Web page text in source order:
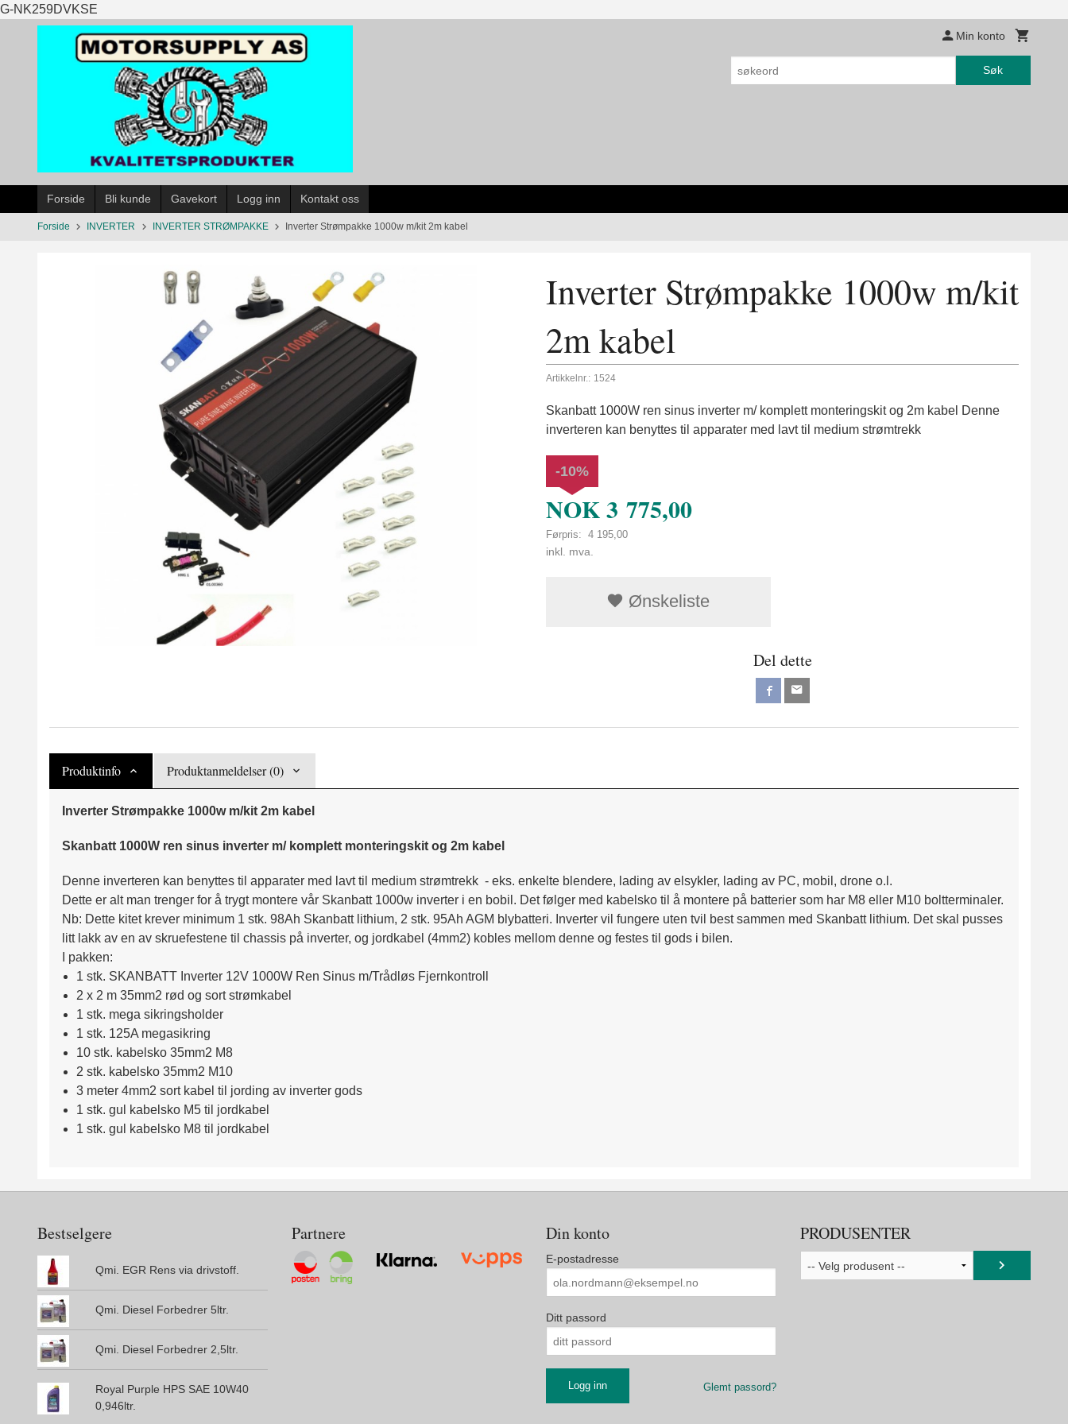
G-NK259DVKSE
til
innholdet
Min konto
Søk
Forside Bli kunde Gavekort Logg inn Kontakt oss
Forside INVERTER INVERTER STRØMPAKKE Inverter Strømpakke 1000w m/kit 2m kabel
Inverter Strømpakke 1000w m/kit
2m kabel
Artikkelnr.: 1524
Skanbatt 1000W ren sinus inverter m/ komplett monteringskit og 2m kabel Denne
inverteren kan benyttes til apparater med lavt til medium strømtrekk
NOK3 775,00
Førpris: 4 195,00
Rabatt
-10%
inkl. mva.
Ønskeliste
Del dette
Produktinfo Produktanmeldelser (0)
Inverter Strømpakke 1000w m/kit 2m kabel
Skanbatt 1000W ren sinus inverter m/ komplett monteringskit og 2m kabel
Denne inverteren kan benyttes til apparater med lavt til medium strømtrekk - eks. enkelte blendere, lading av elsykler, lading av PC, mobil, drone o.l.
Dette er alt man trenger for å trygt montere vår Skanbatt 1000w inverter i en bobil. Det følger med kabelsko til å montere på batterier som har M8 eller M10 boltterminaler.
Nb: Dette kitet krever minimum 1 stk. 98Ah Skanbatt lithium, 2 stk. 95Ah AGM blybatteri. Inverter vil fungere uten tvil best sammen med Skanbatt lithium. Det skal pusses
litt lakk av en av skruefestene til chassis på inverter, og jordkabel (4mm2) kobles mellom denne og festes til gods i bilen.
I pakken:
1 stk. SKANBATT Inverter 12V 1000W Ren Sinus m/Trådløs Fjernkontroll
2 x 2 m 35mm2 rød og sort strømkabel
1 stk. mega sikringsholder
1 stk. 125A megasikring
10 stk. kabelsko 35mm2 M8
2 stk. kabelsko 35mm2 M10
3 meter 4mm2 sort kabel til jording av inverter gods
1 stk. gul kabelsko M5 til jordkabel
1 stk. gul kabelsko M8 til jordkabel
Bestselgere
Qmi. EGR Rens via drivstoff.
Qmi. Diesel Forbedrer 5ltr.
Qmi. Diesel Forbedrer 2,5ltr.
Royal Purple HPS SAE 10W40
0,946ltr.
Partnere Din konto
E-postadresse
Ditt passord
Glemt passord?
PRODUSENTER